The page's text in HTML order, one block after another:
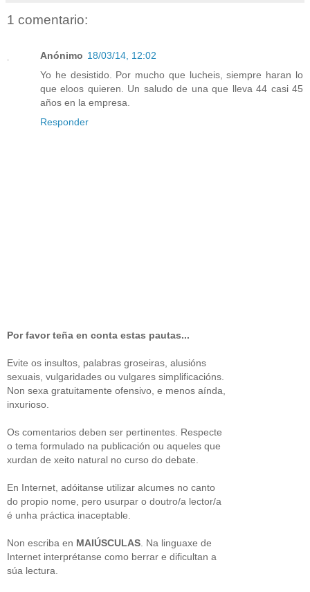
1 comentario:
Anónimo 18/03/14, 12:02
Yo he desistido. Por mucho que lucheis, siempre haran lo
que eloos quieren. Un saludo de una que lleva 44 casi 45
años en la empresa.
Responder
Por favor teña en conta estas pautas...
Evite os insultos, palabras groseiras, alusións
sexuais, vulgaridades ou vulgares simplificacións.
Non sexa gratuitamente ofensivo, e menos aínda,
inxurioso.
Os comentarios deben ser pertinentes. Respecte
o tema formulado na publicación ou aqueles que
xurdan de xeito natural no curso do debate.
En Internet, adóitanse utilizar alcumes no canto
do propio nome, pero usurpar o doutro/a lector/a
é unha práctica inaceptable.
Non escriba en MAIÚSCULAS . Na linguaxe de
Internet interprétanse como berrar e dificultan a
súa lectura.